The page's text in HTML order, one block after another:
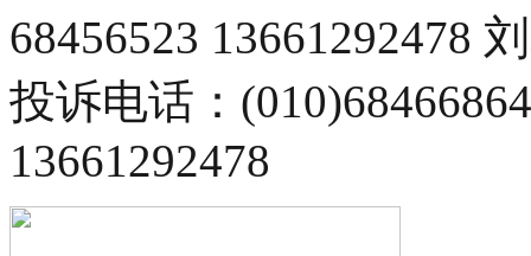
68456523 13661292478
投诉电话：
13661292478